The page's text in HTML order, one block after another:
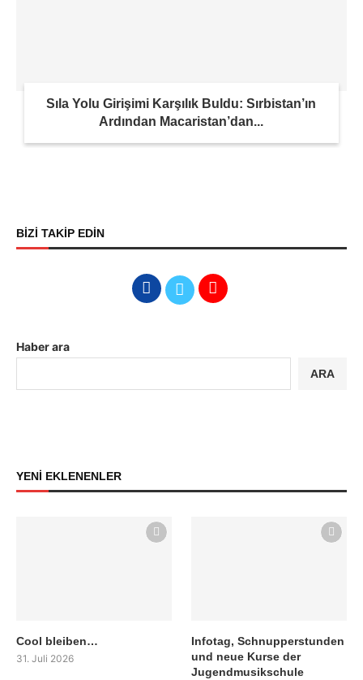
Sıla Yolu Girişimi Karşılık Buldu: Sırbistan’ın
Ardından Macaristan’dan...
BİZİ TAKİP EDİN
Haber ara
ARA
YENİ EKLENENLER
Cool bleiben…
31. Juli 2026
Infotag, Schnupperstunden
und neue Kurse der
Jugendmusikschule